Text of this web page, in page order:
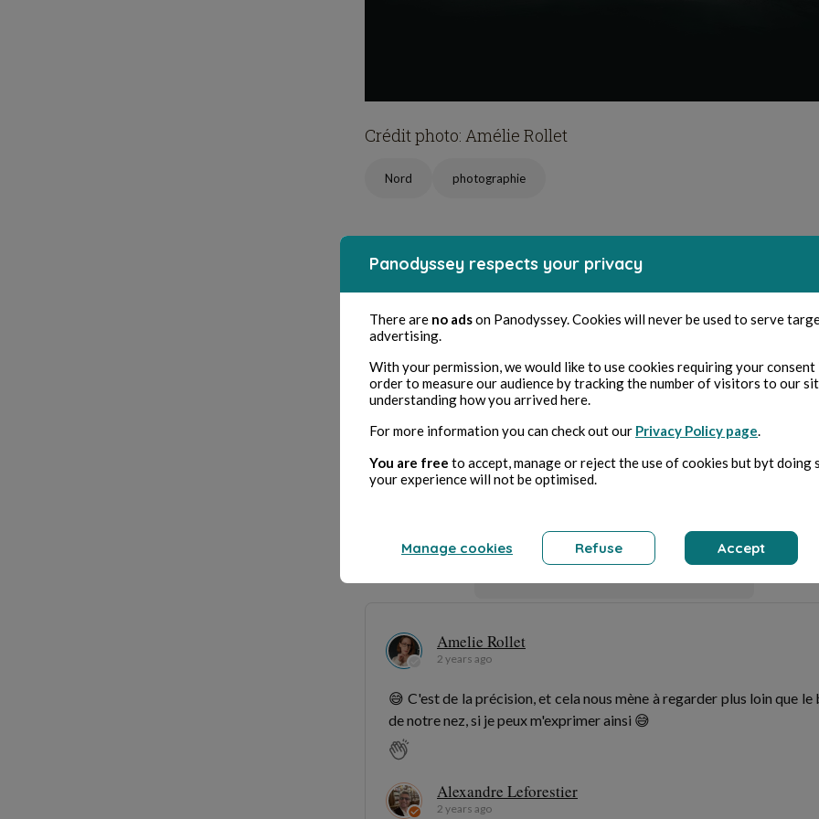
Crédit photo: Amélie Rollet
Nord photographie
Like
Sign in
Amelie Rollet
2 years ago
😅 C'est de la précision, et cela nous mène à regarder plus loin que le
de notre nez, si je peux m'exprimer ainsi 😅
Alexandre Leforestier
2 years ago
Panodyssey respects your privacy
There are no adson Panodyssey. Cookies will never be used to serve
advertising.
With your permission, we would like to use cookies requiring your consent
order to measure our audience by tracking the number of visitors to our
understanding how you arrived here.
For more information you can check out our Privacy Policy page.
You are free to accept, manage or reject the use of cookies but byt doing
your experience will not be optimised.
Manage cookies Refuse Accept